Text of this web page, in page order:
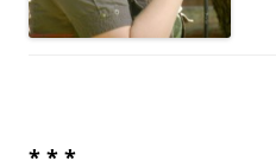
* * *